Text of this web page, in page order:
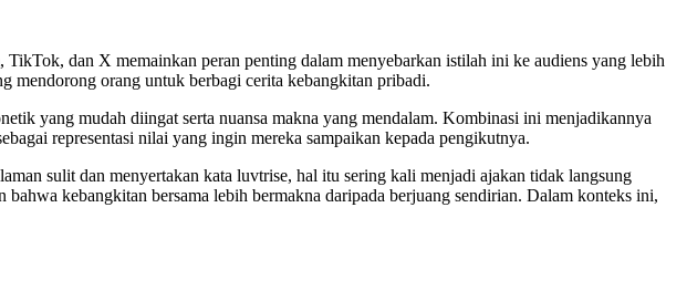
dan X memainkan peran penting dalam menyebarkan istilah ini ke audiens yang lebih
mendorong orang untuk berbagi cerita kebangkitan pribadi.
yang mudah diingat serta nuansa makna yang mendalam. Kombinasi ini menjadikannya
representasi nilai yang ingin mereka sampaikan kepada pengikutnya.
sulit dan menyertakan kata luvtrise, hal itu sering kali menjadi ajakan tidak langsung
kebangkitan bersama lebih bermakna daripada berjuang sendirian. Dalam konteks ini,